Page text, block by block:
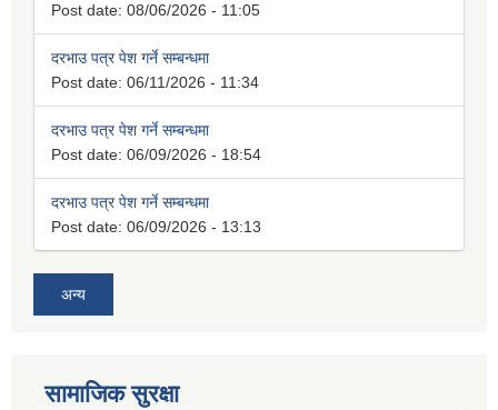
Post date: 08/06/2026 - 11:05
दरभाउ पत्र पेश गर्ने सम्बन्धमा
Post date: 06/11/2026 - 11:34
दरभाउ पत्र पेश गर्ने सम्बन्धमा
Post date: 06/09/2026 - 18:54
दरभाउ पत्र पेश गर्ने सम्बन्धमा
Post date: 06/09/2026 - 13:13
अन्य
सामाजिक सुरक्षा